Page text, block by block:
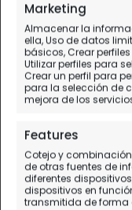
Marketing
Almacenar la
ella, Uso de datos
básicos, Crear
Utilizar perfiles para
Crear un perfil para
para la selección de
mejora de los
Features
Cotejo y
de otras fuentes de
diferentes
dispositivos en
transmitida de